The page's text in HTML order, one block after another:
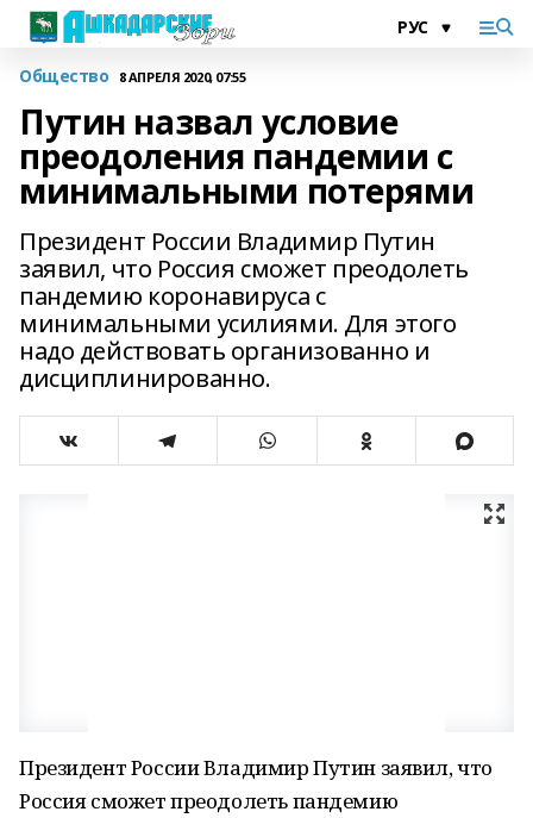
Общество 8 АПРЕЛЯ 2020, 07:55
Путин назвал условие
преодоления пандемии с
минимальными потерями
Президент России Владимир Путин
заявил, что Россия сможет преодолеть
пандемию коронавируса с
минимальными усилиями. Для этого
надо действовать организованно и
дисциплинированно.
Президент России Владимир Путин заявил, что
Россия сможет преодолеть пандемию